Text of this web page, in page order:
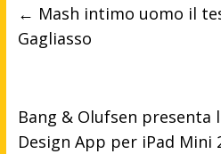
← Mash intimo uomo il
Gagliasso
Bang & Olufsen presenta
Design App per iPad Mini